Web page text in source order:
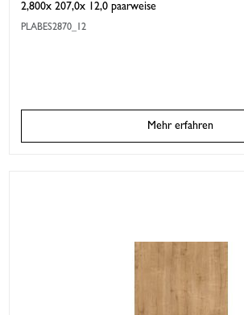
2,800x 207,0x 12,0 paarweise
PLABES2870_12
Mehr erfahren